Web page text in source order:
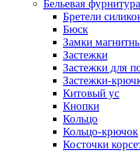
Бельевая фурнитура
Бретели
Бюск
Замки
Застежки
Застежки для
Застежки-
Китовый ус
Кнопки
Кольцо
Кольцо-крючок
Косточки